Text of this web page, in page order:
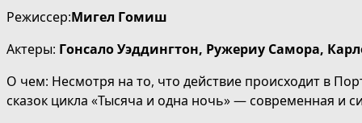
Режиссер:Мигел Гомиш
Актеры: Гонсало Уэддингтон, Ружериу Самора,
О чем: Несмотря на то, что действие происходит в
сказок цикла «Тысяча и одна ночь» — современная и